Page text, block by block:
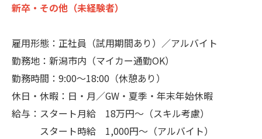
新卒・その他（未経験者）
雇用形態：正社員（試用期間あり）／アルバイト
勤務地：新潟市内（マイカー通勤OK）
勤務時間：9:00〜18:00（休憩あり）
休日・休暇：日・月／GW・夏季・年末年始休暇
給与：スタート月給 18万円～（スキル考慮）
スタート時給 1,000円〜（アルバイト）